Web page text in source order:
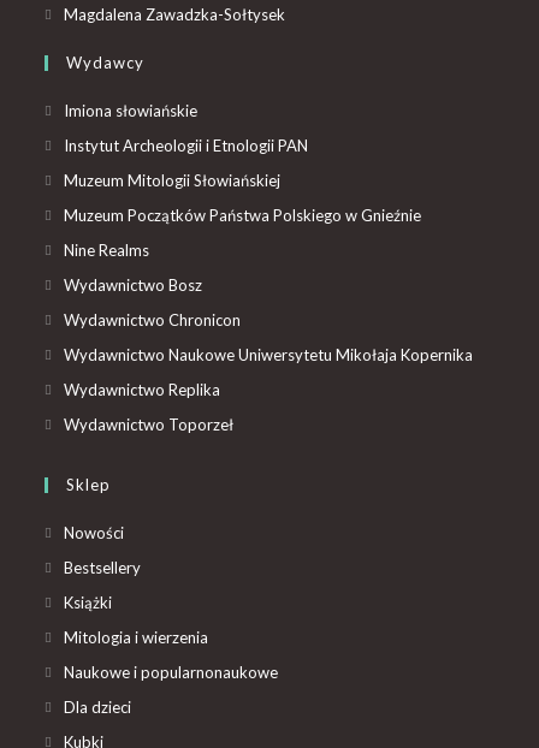
Magdalena Zawadzka-Sołtysek
Wydawcy
Imiona słowiańskie
Instytut Archeologii i Etnologii PAN
Muzeum Mitologii Słowiańskiej
Muzeum Początków Państwa Polskiego w Gnieźnie
Nine Realms
Wydawnictwo Bosz
Wydawnictwo Chronicon
Wydawnictwo Naukowe Uniwersytetu Mikołaja Kopernika
Wydawnictwo Replika
Wydawnictwo Toporzeł
Sklep
Nowości
Bestsellery
Książki
Mitologia i wierzenia
Naukowe i popularnonaukowe
Dla dzieci
Kubki